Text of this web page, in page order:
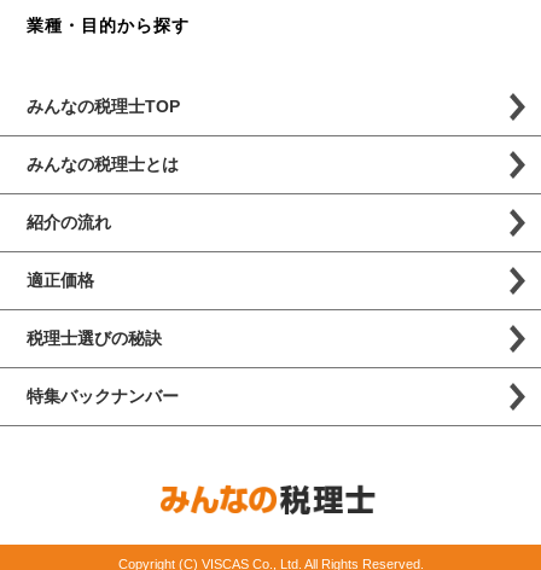
業種・目的から探す
みんなの税理士TOP
みんなの税理士とは
紹介の流れ
適正価格
税理士選びの秘訣
特集バックナンバー
Copyright (C) VISCAS Co., Ltd. All Rights Reserved.